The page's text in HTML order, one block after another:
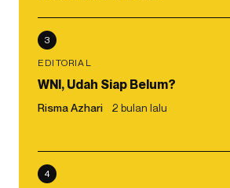
3
EDITORIAL
WNI, Udah Siap Belum?
Risma Azhari 2 bulan lalu
4